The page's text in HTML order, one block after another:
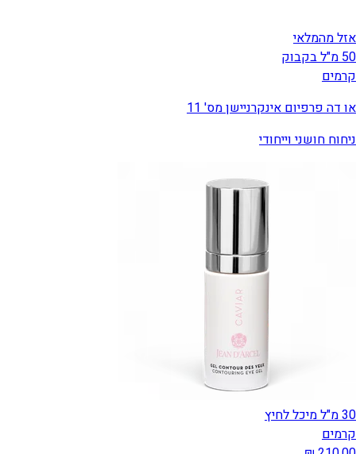
אזל מהמלאי
50 מ"ל בקבוק
קרמים
או דה פרפיום אינקרניישן מס' 11
ניחוח חושני וייחודי
30 מ"ל מיכל לחיץ
קרמים